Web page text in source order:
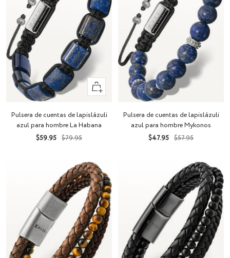
+
Añadir
Pulsera de cuentas de lapislázuli
azul para hombre La Habana
Precio
$59.95 Precio
$79.95
Pulsera de cuentas de lapislázuli
azul para hombre Mykonos
Precio
$47.95 Precio
$57.95